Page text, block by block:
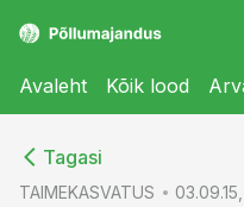
Avaleht Kõik lood
Tagasi
TAIMEKASVATUS